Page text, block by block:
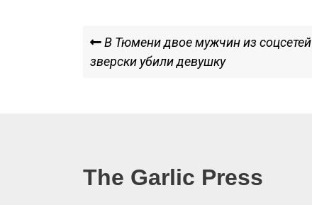
Навигация
по
Previous
Post
В Тюмени двое мужчин из соцсетей
зверски убили девушку
The Garlic Press